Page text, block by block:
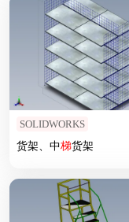
SOLIDWORKS
货架、中梯货架